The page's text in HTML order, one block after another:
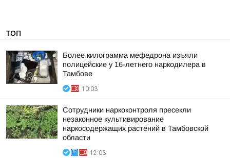
ТОП
Более килограмма мефедрона изъяли
полицейские у 16-летнего наркодилера в
Тамбове
10:03
Сотрудники наркоконтроля пресекли
незаконное культивирование
наркосодержащих растений в Тамбовской
области
12:03